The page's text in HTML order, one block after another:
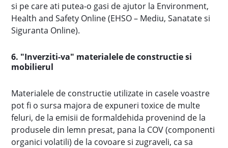
si pe care ati putea-o gasi de ajutor la Environment,
Health and Safety Online (EHSO – Mediu, Sanatate si
Siguranta Online).
6. "Inverziti-va" materialele de constructie si
mobilierul
Materialele de constructie utilizate in casele voastre
pot fi o sursa majora de expuneri toxice de multe
feluri, de la emisii de formaldehida provenind de la
produsele din lemn presat, pana la COV (componenti
organici volatili) de la covoare si zugraveli, ca sa